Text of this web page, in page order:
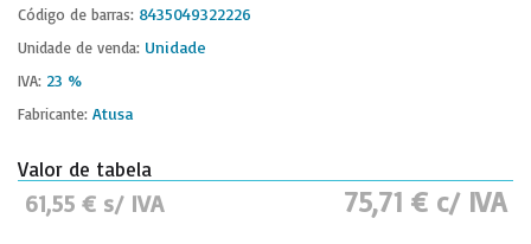
Código de barras: 8435049322226
Unidade de venda: Unidade
IVA: 23 %
Fabricante: Atusa
Valor de tabela
61,55 € s/ IVA 75,71 € c/ IVA